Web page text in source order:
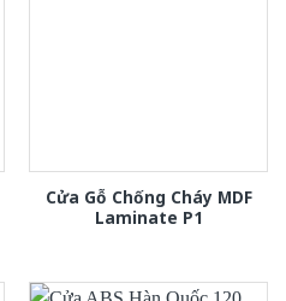
Cửa Gỗ Chống Cháy MDF
Laminate P1